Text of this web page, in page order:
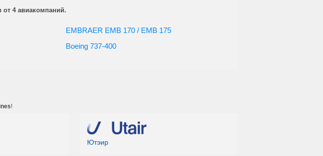
от 4 авиакомпаний.
EMBRAER EMB 170 / EMB 175
Boeing 737-400
!
Ютэир